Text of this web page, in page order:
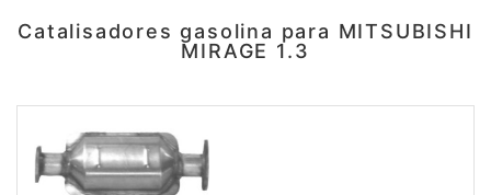
Catalisadores gasolina para MITSUBISHI
MIRAGE 1.3